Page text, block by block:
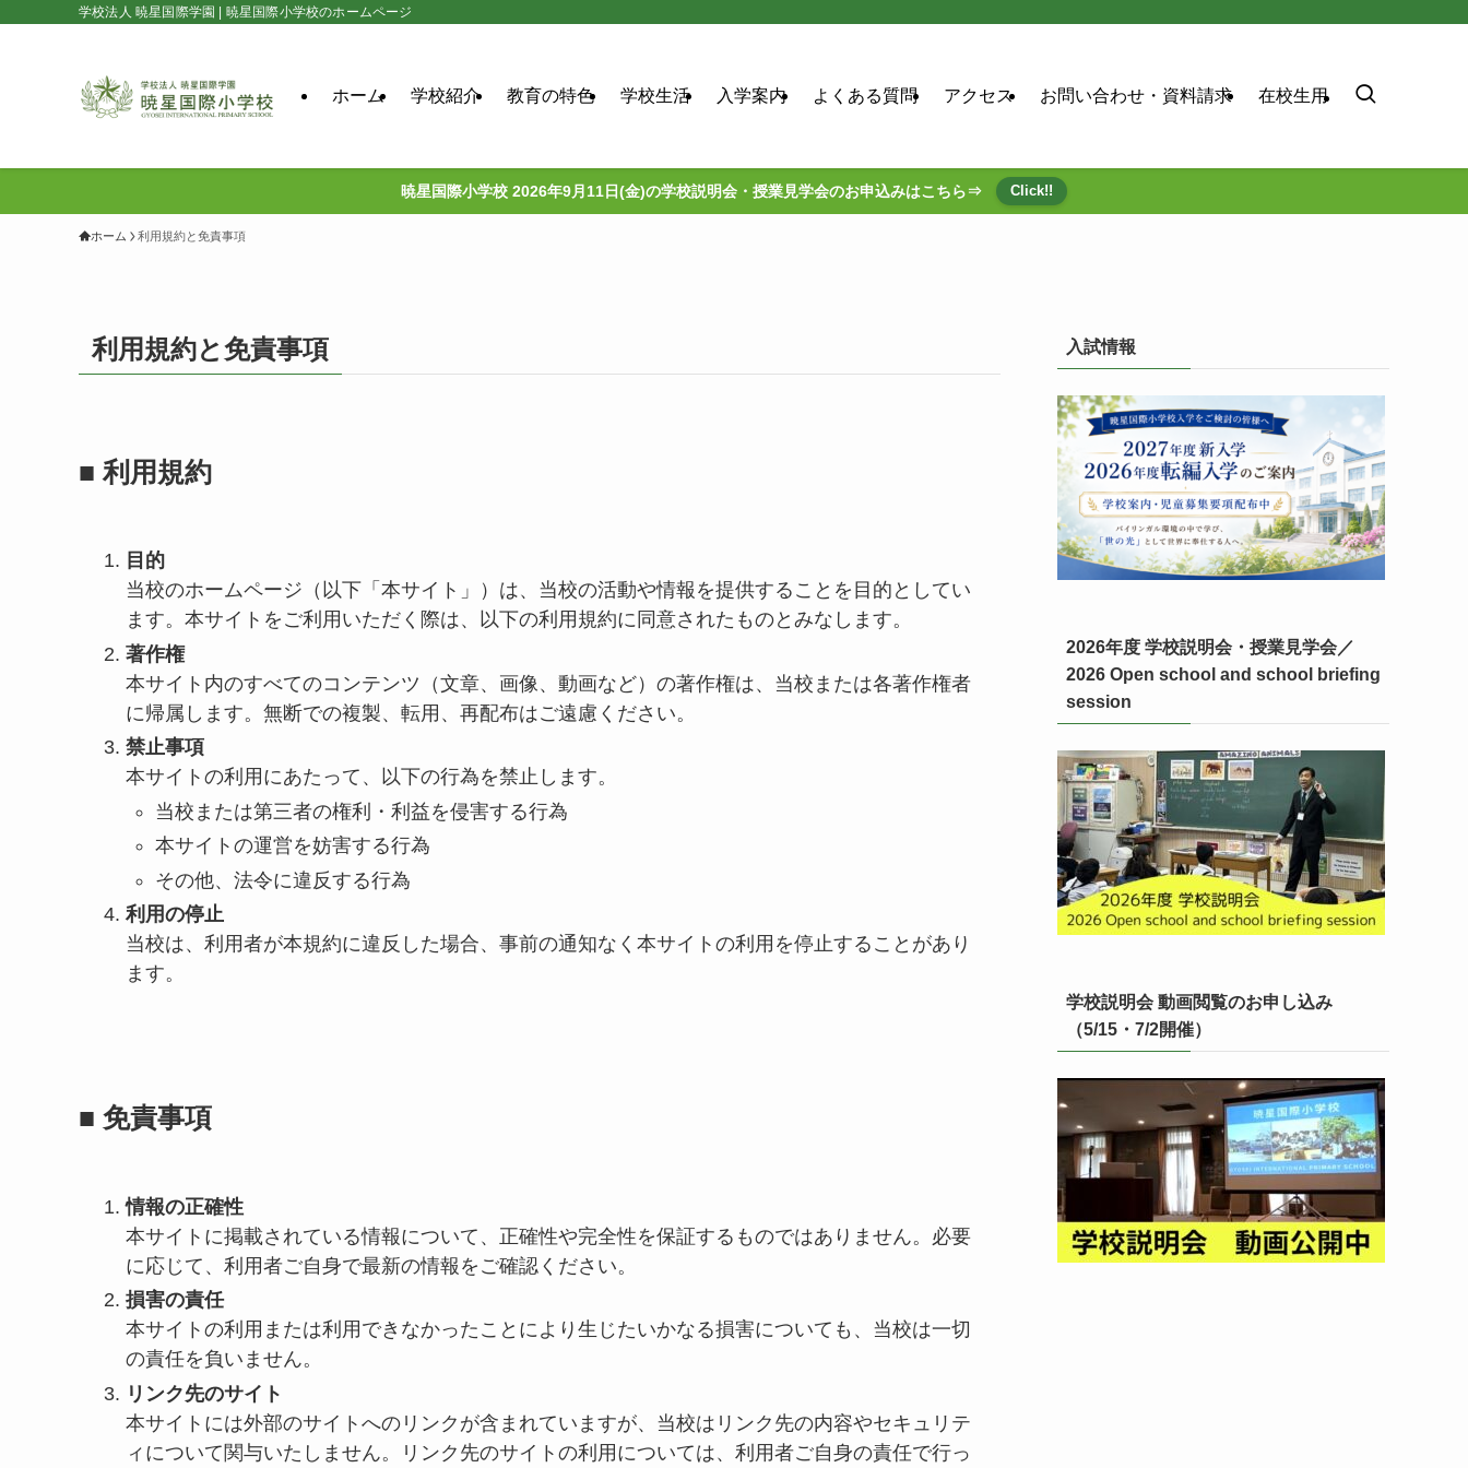
学校法人 暁星国際学園 | 暁星国際小学校のホームページ
ホーム 学校紹介 教育の特色 学校生活 入学案内 よくある質問 アクセス お問い合わせ・資料請求 在校生用
暁星国際小学校 2026年9月11日(金)の学校説明会・授業見学会のお申込みはこちら⇒ Click!!
ホーム 利用規約と免責事項
利用規約と免責事項
■ 利用規約
目的
当校のホームページ（以下「本サイト」）は、当校の活動や情報を提供することを目的としてい
ます。本サイトをご利用いただく際は、以下の利用規約に同意されたものとみなします。
著作権
本サイト内のすべてのコンテンツ（文章、画像、動画など）の著作権は、当校または各著作権者
に帰属します。無断での複製、転用、再配布はご遠慮ください。
禁止事項
本サイトの利用にあたって、以下の行為を禁止します。
当校または第三者の権利・利益を侵害する行為
本サイトの運営を妨害する行為
その他、法令に違反する行為
利用の停止
当校は、利用者が本規約に違反した場合、事前の通知なく本サイトの利用を停止することがあり
ます。
■ 免責事項
情報の正確性
本サイトに掲載されている情報について、正確性や完全性を保証するものではありません。必要
に応じて、利用者ご自身で最新の情報をご確認ください。
損害の責任
本サイトの利用または利用できなかったことにより生じたいかなる損害についても、当校は一切
の責任を負いません。
リンク先のサイト
本サイトには外部のサイトへのリンクが含まれていますが、当校はリンク先の内容やセキュリテ
ィについて関与いたしません。リンク先のサイトの利用については、利用者ご自身の責任で行っ
入試情報
2026年度 学校説明会・授業見学会／
2026 Open school and school briefing
session
学校説明会 動画閲覧のお申し込み
（5/15・7/2開催）